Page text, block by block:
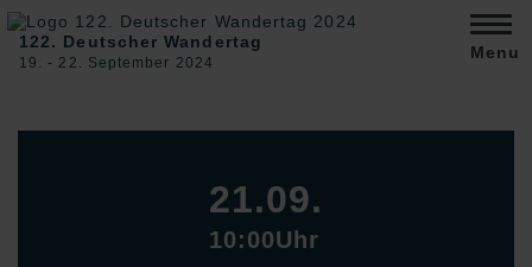
122. Deutscher Wandertag
19. ‐ 22. September 2024
Menu
21.09.
10:00Uhr